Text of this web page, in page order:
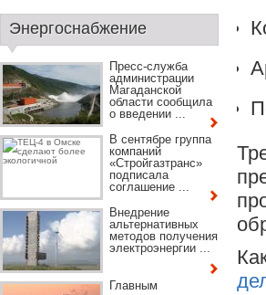
Энергоснабжение
Пресс-служба
администрации
Магаданской
области сообщила
о введении ...
В сентябре группа
компаний
«Стройгазтранс»
подписала
соглашение ...
Внедрение
альтернативных
методов получения
электроэнергии ...
Главным